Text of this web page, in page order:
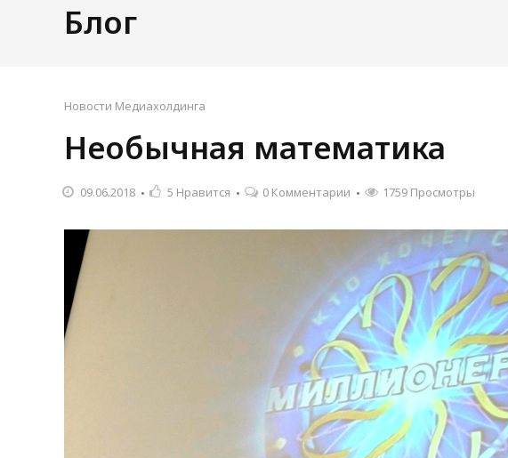
Блог
Новости Медиахолдинга
Необычная математика
09.06.2018 5 Нравится 0 Комментарии 1759 Просмотры